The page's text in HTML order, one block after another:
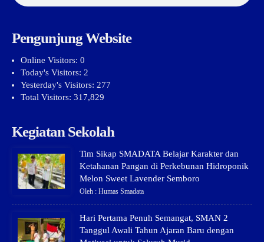
Pengunjung Website
Online Visitors: 0
Today's Visitors: 2
Yesterday's Visitors: 277
Total Visitors: 317,829
Kegiatan Sekolah
Tim Sikap SMADATA Belajar Karakter dan
Ketahanan Pangan di Perkebunan Hidroponik
Melon Sweet Lavender Semboro
Oleh : Humas Smadata
Hari Pertama Penuh Semangat, SMAN 2
Tanggul Awali Tahun Ajaran Baru dengan